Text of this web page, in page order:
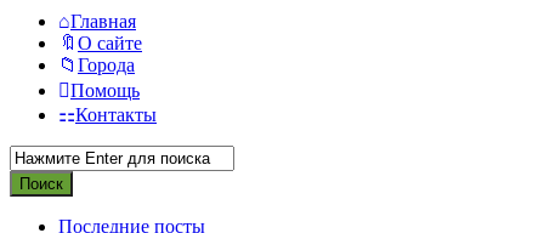
Главная
О сайте
Города
Помощь
Контакты
Последние посты